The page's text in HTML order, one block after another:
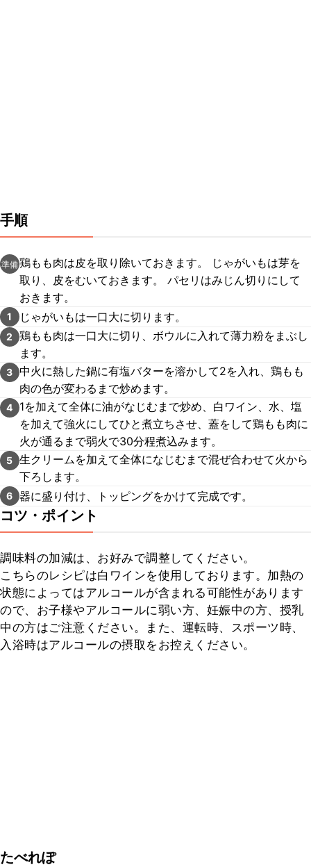
手順
準備鶏もも肉は皮を取り除いておきます。 じゃがいもは芽を
取り、皮をむいておきます。 パセリはみじん切りにして
おきます。
1 じゃがいもは一口大に切ります。
2
鶏もも肉は一口大に切り、ボウルに入れて薄力粉をまぶし
ます。
3 中火に熱した鍋に有塩バターを溶かして2を入れ、鶏もも
肉の色が変わるまで炒めます。
4
1を加えて全体に油がなじむまで炒め、白ワイン、水、塩
を加えて強火にしてひと煮立ちさせ、蓋をして鶏もも肉に
火が通るまで弱火で30分程煮込みます。
5 生クリームを加えて全体になじむまで混ぜ合わせて火から
下ろします。
6 器に盛り付け、トッピングをかけて完成です。
コツ・ポイント
調味料の加減は、お好みで調整してください。
こちらのレシピは白ワインを使用しております。加熱の
状態によってはアルコールが含まれる可能性があります
ので、お子様やアルコールに弱い方、妊娠中の方、授乳
中の方はご注意ください。また、運転時、スポーツ時、
入浴時はアルコールの摂取をお控えください。
たべれぽ